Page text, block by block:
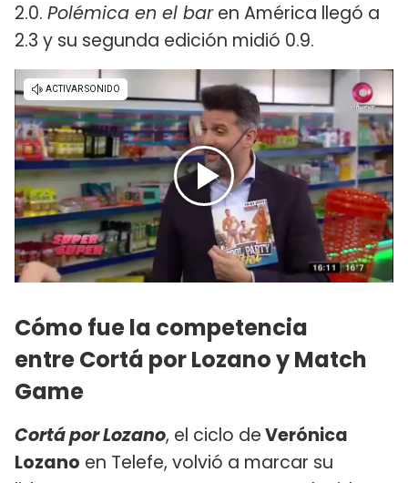
2.0. Polémica en el baren América llegó a
2.3 y su segunda edición midió 0.9.
Cómo fue la competencia
entre Cortá por Lozano y Match
Game
Cortá por Lozano, el ciclo deVerónica
Lozano en Telefe, volvió a marcar su